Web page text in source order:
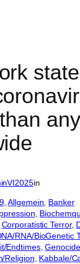
in
, Allgemein Banker
Corporatistic Terror,
RNA/BioGenetic
Endtimes,
Religion Kabbale/